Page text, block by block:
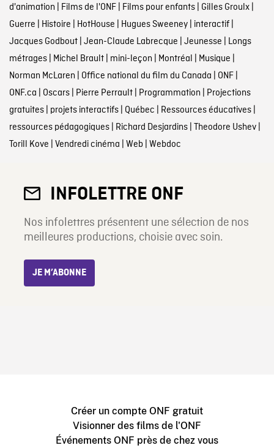
d'animation Films de l'ONF| Films pour enfants| Gilles Groulx|
Guerre Histoire HotHouse Hugues Sweeney| interactif|
Jacques Godbout| Jean-Claude Labrecque Jeunesse Longs
métrages| Michel Brault| mini-leçon Montréal Musique
Norman McLaren Office national du film du Canada ONF|
ONF.ca Oscars| Pierre Perrault| Programmation Projections
gratuites| projets interactifs| Québec Ressources éducatives|
ressources pédagogiques| Richard Desjardins| Theodore Ushev|
Torill Kove Vendredi cinéma Web Webdoc
INFOLETTRE ONF
Nos infolettres présentent une sélection de nos
meilleures productions, choisie avec soin.
JE M’ABONNE
Créer un compte ONF gratuit
Visionner des films de l'ONF
Événements ONF près de chez vous